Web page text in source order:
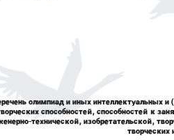
олимпиад и иных интеллектуальных и
способностей, способностей к
технической, изобретательской,
творческих